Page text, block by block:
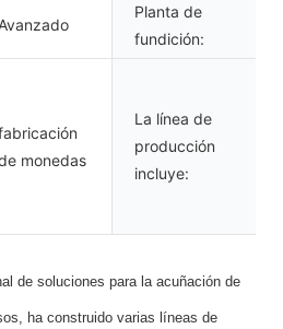
Avanzado
Planta de
fundición:
monedas
La línea de
producción
incluye:
de soluciones para la acuñación de
ha construido varias líneas de